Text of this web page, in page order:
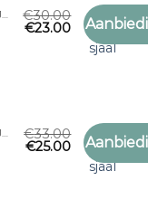
Toevoegen
ZWARTE DUNNE SJAAL €30.00
€23.00
zwarte
sjaal
Toevoegen
ZWARTE DUNNE SJAAL €33.00
€25.00
zwarte
sjaal